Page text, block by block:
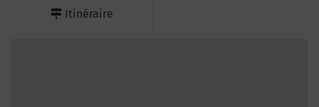
Itinéraire